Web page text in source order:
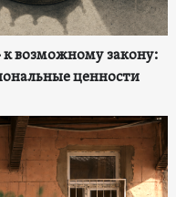
к возможному закону:
ценности